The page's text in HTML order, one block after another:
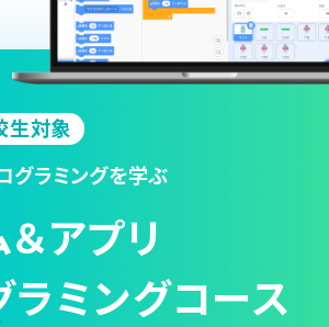
生対象
グラミングを学ぶ
アプリ
ラミングコース